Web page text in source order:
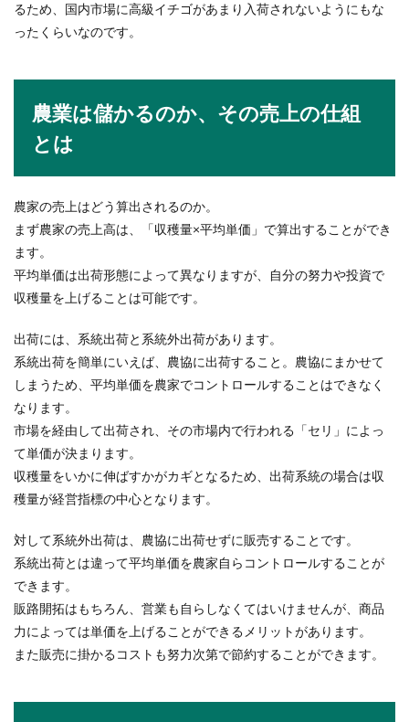
るため、国内市場に高級イチゴがあまり入荷されないようにもな
ったくらいなのです。
農業は儲かるのか、その売上の仕組
とは
農家の売上はどう算出されるのか。
まず農家の売上高は、「収穫量×平均単価」で算出することができ
ます。
平均単価は出荷形態によって異なりますが、自分の努力や投資で
収穫量を上げることは可能です。
出荷には、系統出荷と系統外出荷があります。
系統出荷を簡単にいえば、農協に出荷すること。農協にまかせて
しまうため、平均単価を農家でコントロールすることはできなく
なります。
市場を経由して出荷され、その市場内で行われる「セリ」によっ
て単価が決まります。
収穫量をいかに伸ばすかがカギとなるため、出荷系統の場合は収
穫量が経営指標の中心となります。
対して系統外出荷は、農協に出荷せずに販売することです。
系統出荷とは違って平均単価を農家自らコントロールすることが
できます。
販路開拓はもちろん、営業も自らしなくてはいけませんが、商品
力によっては単価を上げることができるメリットがあります。
また販売に掛かるコストも努力次第で節約することができます。